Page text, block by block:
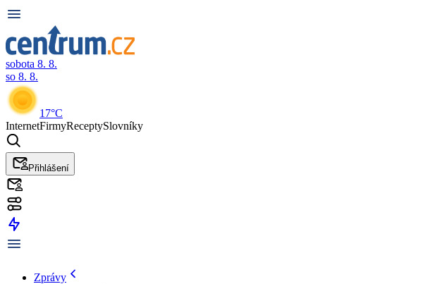
sobota 8. 8.
so 8. 8.
17°C
InternetFirmyReceptySlovníky
Přihlášení
Zprávy